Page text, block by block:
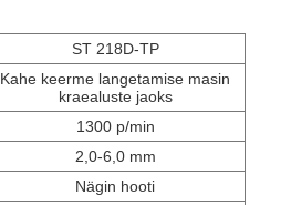
ST 218D-TP
Kahe keerme langetamise masin
kraealuste jaoks
1300 p/min
2,0-6,0 mm
Nägin hooti